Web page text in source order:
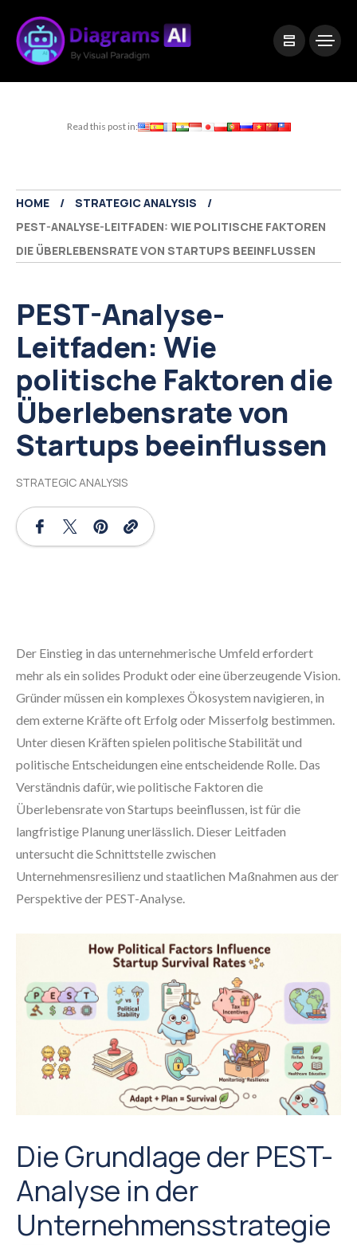
Read this post in:
HOME
STRATEGIC ANALYSIS
PEST-ANALYSE-LEITFADEN: WIE POLITISCHE FAKTOREN
DIE ÜBERLEBENSRATE VON STARTUPS BEEINFLUSSEN
PEST-Analyse-
Leitfaden: Wie
politische Faktoren die
Überlebensrate von
Startups beeinflussen
STRATEGIC ANALYSIS
Der Einstieg in das unternehmerische Umfeld erfordert
mehr als ein solides Produkt oder eine überzeugende Vision.
Gründer müssen ein komplexes Ökosystem navigieren, in
dem externe Kräfte oft Erfolg oder Misserfolg bestimmen.
Unter diesen Kräften spielen politische Stabilität und
politische Entscheidungen eine entscheidende Rolle. Das
Verständnis dafür, wie politische Faktoren die
Überlebensrate von Startups beeinflussen, ist für die
langfristige Planung unerlässlich. Dieser Leitfaden
untersucht die Schnittstelle zwischen
Unternehmensresilienz und staatlichen Maßnahmen aus der
Perspektive der PEST-Analyse.
Die Grundlage der PEST-
Analyse in der
Unternehmensstrategie